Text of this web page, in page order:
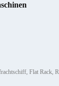
Flat Rack,